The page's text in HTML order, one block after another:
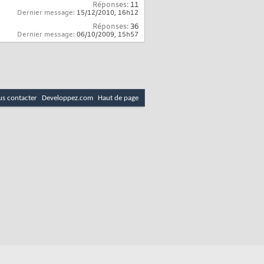
Réponses: 11
Dernier message: 15/12/2010, 16h12
Réponses: 36
Dernier message: 06/10/2009, 15h57
contacter Developpez.com Haut de page